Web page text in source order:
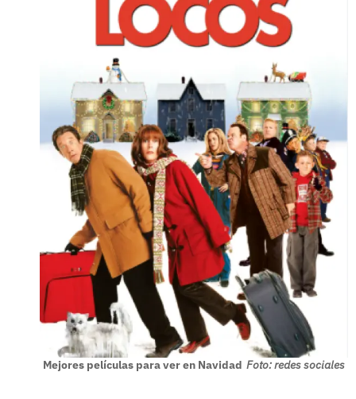
Mejores películas para ver en Navidad Foto: redes sociales